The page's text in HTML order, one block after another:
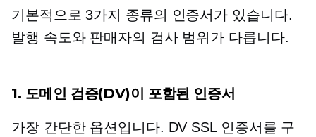
기본적으로 3가지 종류의 인증서가 있습니다.
발행 속도와 판매자의 검사 범위가 다릅니다.
1. 도메인 검증(DV)이 포함된 인증서
가장 간단한 옵션입니다. DV SSL 인증서를 구